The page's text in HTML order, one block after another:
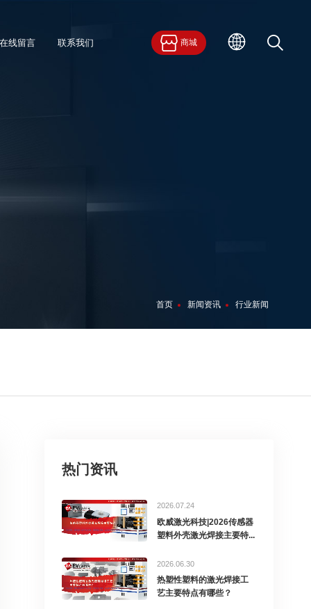
线留言 联系我们 商城
首页 新闻资讯 行业新闻
热门资讯
2026.07.24
欧威激光科技|2026传感器
塑料外壳激光焊接主要特...
2026.06.30
热塑性塑料的激光焊接工
艺主要特点有哪些？